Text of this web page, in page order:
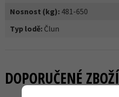
Nosnost (kg): 481-650
Typ lodě: Člun
DOPORUČENÉ ZBOŽÍ